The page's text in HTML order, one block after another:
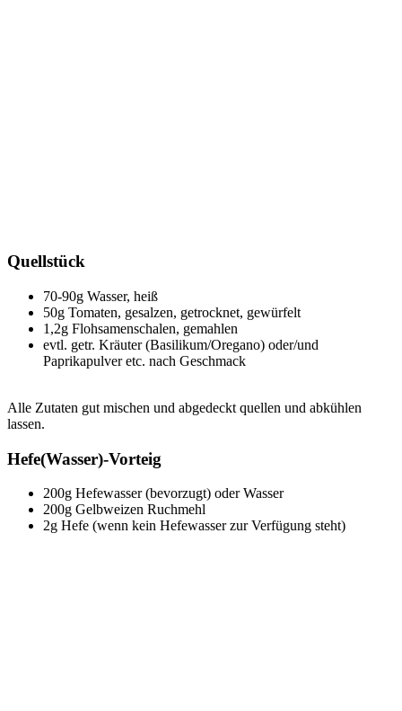
Quellstück
70-90g Wasser, heiß
50g Tomaten, gesalzen, getrocknet, gewürfelt
1,2g Flohsamenschalen, gemahlen
evtl. getr. Kräuter (Basilikum/Oregano) oder/und
Paprikapulver etc. nach Geschmack
Alle Zutaten gut mischen und abgedeckt quellen und abkühlen
lassen.
Hefe(Wasser)-Vorteig
200g Hefewasser (bevorzugt) oder Wasser
200g Gelbweizen Ruchmehl
2g Hefe (wenn kein Hefewasser zur Verfügung steht)